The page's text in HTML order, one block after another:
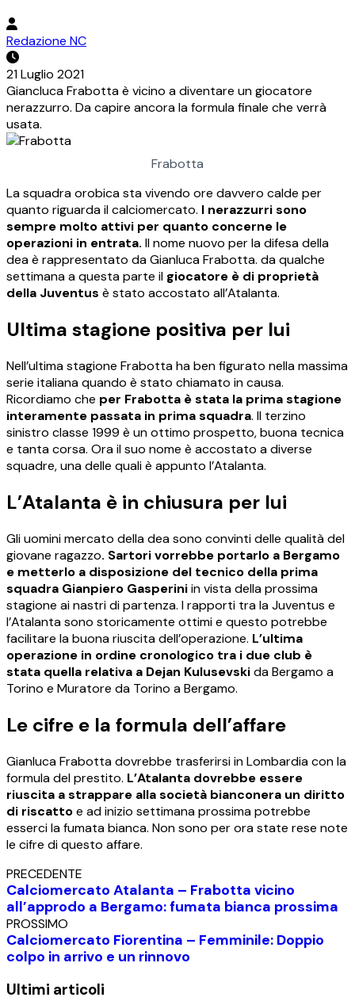
Redazione NC
21 Luglio 2021
Giancluca Frabotta è vicino a diventare un giocatore
nerazzurro. Da capire ancora la formula finale che verrà
usata.
Frabotta
La squadra orobica sta vivendo ore davvero calde per
quanto riguarda il calciomercato. I nerazzurri sono
sempre molto attivi per quanto concerne le
operazioni in entrata. Il nome nuovo per la difesa della
dea è rappresentato da Gianluca Frabotta. da qualche
settimana a questa parte il giocatore è di proprietà
della Juventus è stato accostato all’Atalanta.
Ultima stagione positiva per lui
Nell’ultima stagione Frabotta ha ben figurato nella massima
serie italiana quando è stato chiamato in causa.
Ricordiamo che per Frabotta è stata la prima stagione
interamente passata in prima squadra. Il terzino
sinistro classe 1999 è un ottimo prospetto, buona tecnica
e tanta corsa. Ora il suo nome è accostato a diverse
squadre, una delle quali è appunto l’Atalanta.
L’Atalanta è in chiusura per lui
Gli uomini mercato della dea sono convinti delle qualità del
giovane ragazzo. Sartori vorrebbe portarlo a Bergamo
e metterlo a disposizione del tecnico della prima
squadra Gianpiero Gasperiniin vista della prossima
stagione ai nastri di partenza. I rapporti tra la Juventus e
l’Atalanta sono storicamente ottimi e questo potrebbe
facilitare la buona riuscita dell’operazione. L’ultima
operazione in ordine cronologico tra i due club è
stata quella relativa a Dejan Kulusevskida Bergamo a
Torino e Muratore da Torino a Bergamo.
Le cifre e la formula dell’affare
Gianluca Frabotta dovrebbe trasferirsi in Lombardia con la
formula del prestito. L’Atalanta dovrebbe essere
riuscita a strappare alla società bianconera un diritto
di riscattoe ad inizio settimana prossima potrebbe
esserci la fumata bianca. Non sono per ora state rese note
le cifre di questo affare.
PRECEDENTE
Calciomercato Atalanta – Frabotta vicino
all’approdo a Bergamo: fumata bianca prossima
PROSSIMO
Calciomercato Fiorentina – Femminile: Doppio
colpo in arrivo e un rinnovo
Ultimi articoli